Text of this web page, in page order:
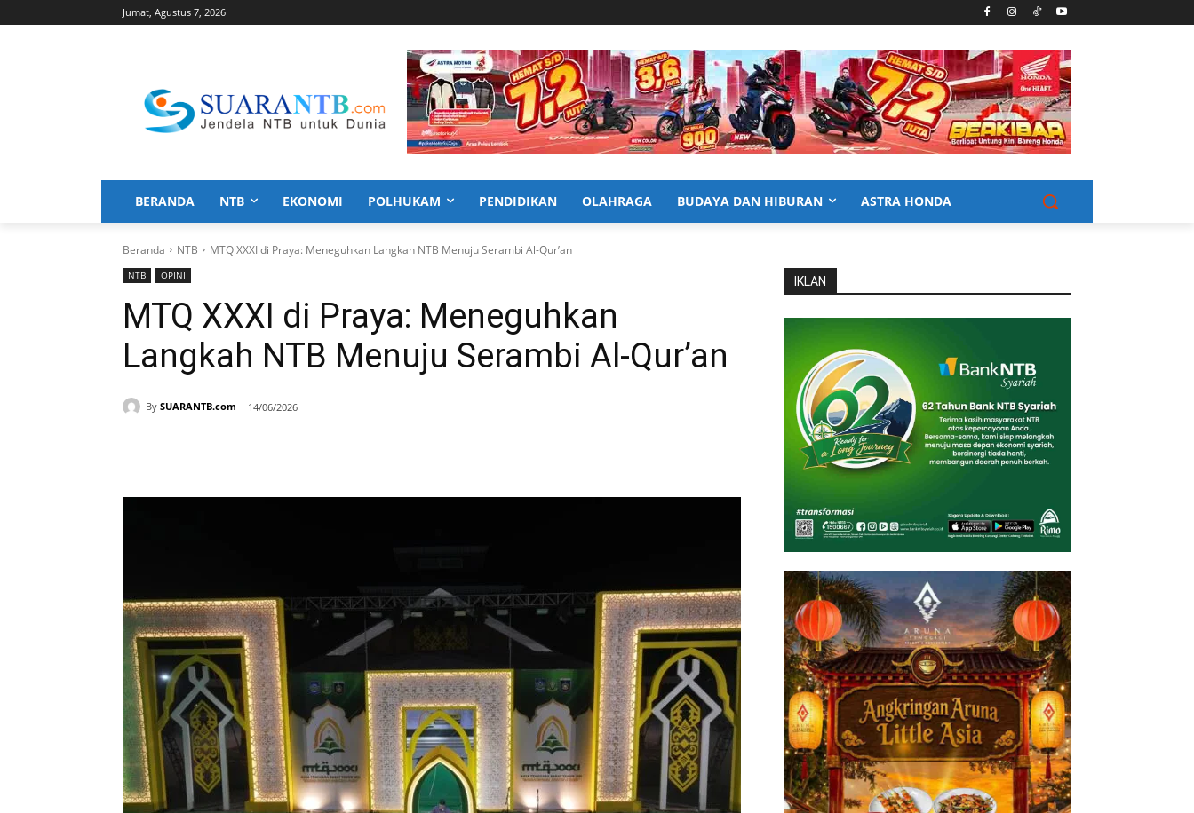
Jumat, Agustus 7, 2026
BERANDA NTB EKONOMI POLHUKAM PENDIDIKAN OLAHRAGA BUDAYA DAN HIBURAN ASTRA HONDA
Beranda NTB MTQ XXXI di Praya: Meneguhkan Langkah NTB Menuju Serambi Al-Qur’an
NTB OPINI
MTQ XXXI di Praya: Meneguhkan
Langkah NTB Menuju Serambi Al-Qur’an
By SUARANTB.com 14/06/2026
IKLAN